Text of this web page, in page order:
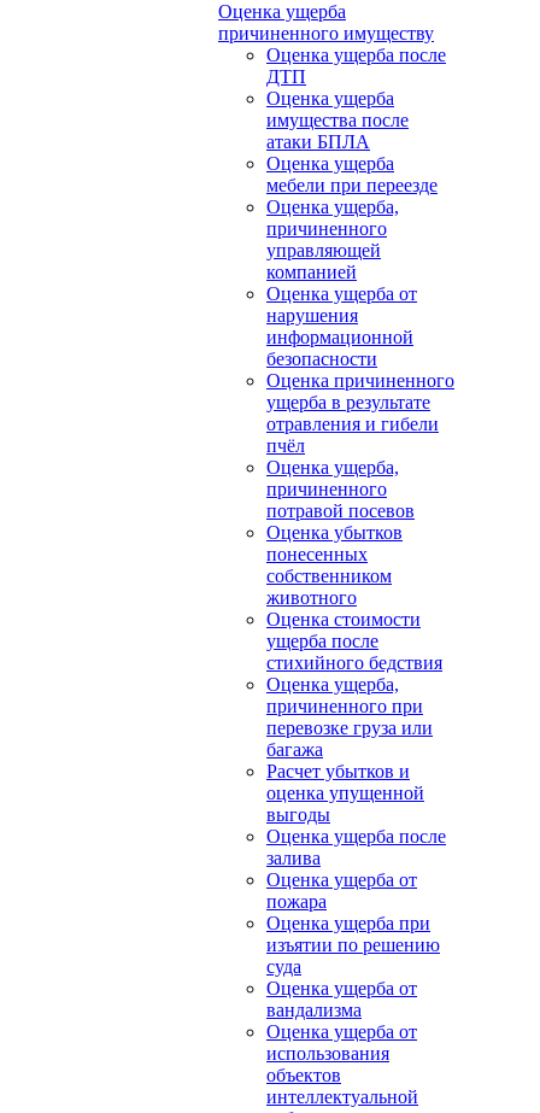
Оценка ущерба
причиненного имуществу
Оценка ущерба после
ДТП
Оценка ущерба
имущества после
атаки БПЛА
Оценка ущерба
мебели при переезде
Оценка ущерба,
причиненного
управляющей
компанией
Оценка ущерба от
нарушения
информационной
безопасности
Оценка причиненного
ущерба в результате
отравления и гибели
пчёл
Оценка ущерба,
причиненного
потравой посевов
Оценка убытков
понесенных
собственником
животного
Оценка стоимости
ущерба после
стихийного бедствия
Оценка ущерба,
причиненного при
перевозке груза или
багажа
Расчет убытков и
оценка упущенной
выгоды
Оценка ущерба после
залива
Оценка ущерба от
пожара
Оценка ущерба при
изъятии по решению
суда
Оценка ущерба от
вандализма
Оценка ущерба от
использования
объектов
интеллектуальной